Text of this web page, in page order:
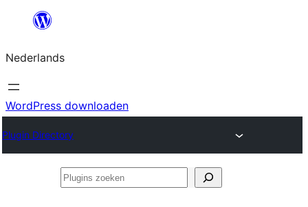
de
inhoud
Nederlands
WordPress downloaden
Plugin Directory
Plugins